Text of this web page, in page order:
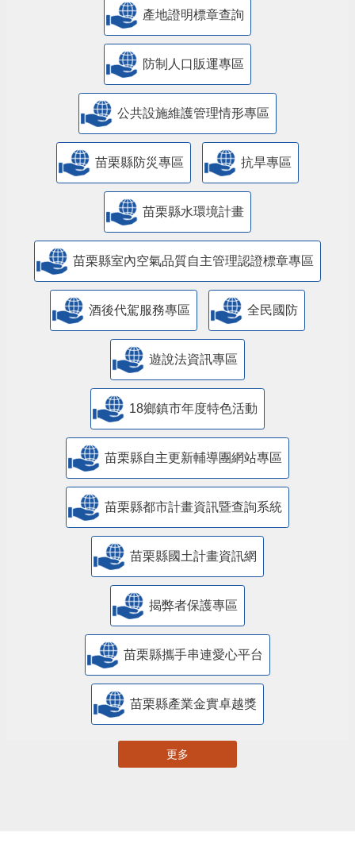
產地證明標章查詢
防制人口販運專區
​公共設施維護管理情形專區
苗栗縣防災專區 抗旱專區
苗栗縣水環境計畫
苗栗縣室內空氣品質自主管理認證標章專區
酒後代駕服務專區 全民國防
遊說法資訊專區
18鄉鎮市年度特色活動
苗栗縣自主更新輔導團網站專區
苗栗縣都市計畫資訊暨查詢系統
苗栗縣國土計畫資訊網
揭弊者保護專區
苗栗縣攜手串連愛心平台
苗栗縣產業金實卓越獎
更多